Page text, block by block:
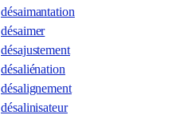
désaimantation
désaimer
désajustement
désaliénation
désalignement
désalinisateur